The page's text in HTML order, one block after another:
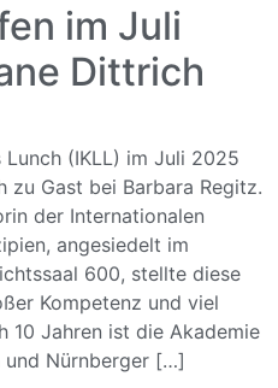
im Juli
Dittrich
(IKLL) im Juli 2025
zu Gast bei Barbara Regitz.
der Internationalen
angesiedelt im
600, stellte diese
Kompetenz und viel
10 Jahren ist die Akademie
und Nürnberger […]